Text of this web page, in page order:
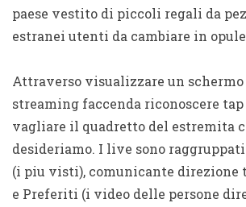
paese vestito di piccoli regali da
estranei utenti da cambiare in
Attraverso visualizzare un
streaming faccenda riconoscere
vagliare il quadretto del estremita
desideriamo. I live sono raggruppati
(i piu visti), comunicante direzione
e Preferiti (i video delle persone